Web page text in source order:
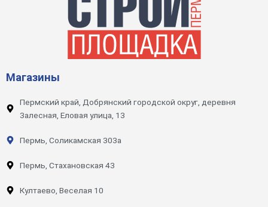
Магазины
Пермский край, Добрянский городской округ, деревня
Залесная, Еловая улица, 13
Пермь, Соликамская 303а
Пермь, Стахановская 43
Култаево, Веселая 10